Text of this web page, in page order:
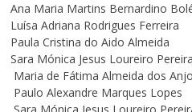
Ana Maria Martins Bernardino
Luísa Adriana Rodrigues Ferreira
Paula Cristina do Aido Almeida
Sara Mónica Jesus Loureiro Pereira
Maria de Fátima Almeida dos
Paulo Alexandre Marques Lopes